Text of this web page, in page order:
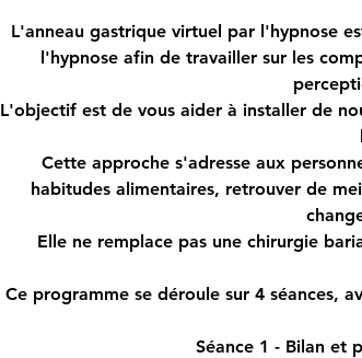
L'anneau gastrique virtuel par l'hypnose
l'hypnose afin de travailler sur les
L'objectif est de vous aider à installer de
Cette approche s'adresse aux
habitudes alimentaires, retrouver de
Elle ne remplace pas une chirurgie
Ce programme se déroule sur 4 séances,
Séance 1 - Bilan et